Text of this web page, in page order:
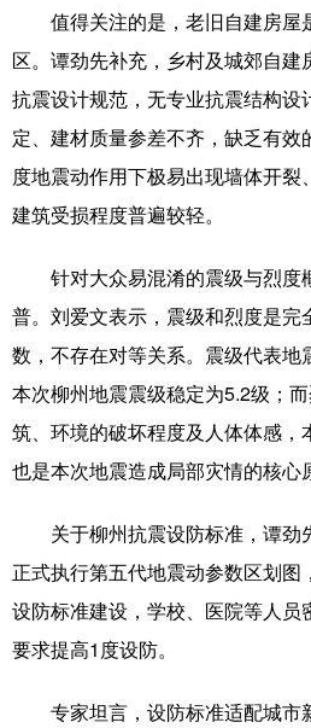
值得关注的是，老旧自建房屋
区。谭劲先补充，乡村及城郊自建
抗震设计规范，无专业抗震结构设
定、建材质量参差不齐，缺乏有
度地震动作用下极易出现墙体开
建筑受损程度普遍较轻。
针对大众易混淆的震级与烈度
普。刘爱文表示，震级和烈度是完
数，不存在对等关系。震级代表地
本次柳州地震震级稳定为5.2级；
筑、环境的破坏程度及人体体感
也是本次地震造成局部灾情的核心
关于柳州抗震设防标准，谭劲
正式执行第五代地震动参数区划
设防标准建设，学校、医院等人员
要求提高1度设防。
专家坦言，设防标准适配城市